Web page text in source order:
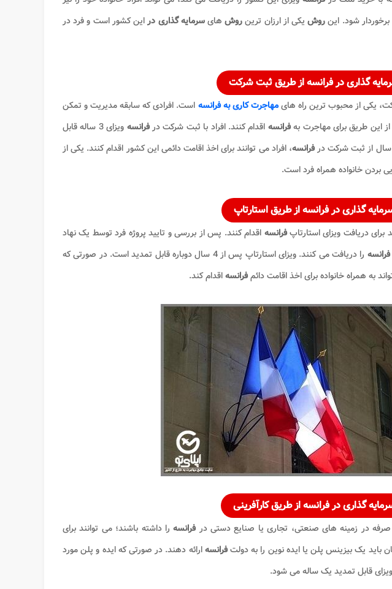
شود. اینروش یکی از ارزان ترینروش هایسرمایه گذاری دراین کشوراست و فرد در
گذاری در فرانسهاز طریق ثبت شرکت
یکی از محبوب‌ ترین راه هایمهاجرت کاری به فرانسه است. افرادی که سابقه مدیریت و تمکن
از این طریق برای مهاجرت بهفرانسه اقدام کنند. افراد با ثبت شرکت درفرانسه
ویزای 3 ساله قابل
فرانسه، افراد می توانند برای اخذ اقامت دائمی این کشور اقدام کنند. یکی از
بردن خانواده همراه فرد است.
گذاری در فرانسهاز طریق استارتاپ
برای دریافت ویزای استارتاپفرانسه اقدام کنند. پس از بررسی و تایید پروژه فرد توسط یک نهاد
فرانسه
را دریافت می کنند. ویزای استارتاپ پس از 4 سال دوباره قابل تمدید است. در صورتی که
به همراه خانواده برای اخذ اقامت دائمفرانسهاقدام کند.
گذاری در فرانسهاز طریق کارآفرینی
صرفه در زمینه های صنعتی، تجاری یا صنایع دستی درفرانسه را داشته باشند؛ می توانند برای
باید یک بیزینس پلن یا ایده نوین را به دولتفرانسهارائه دهند. در صورتی که ایده و پلن مورد
ویزای قابل تمدید یک ساله می شود.